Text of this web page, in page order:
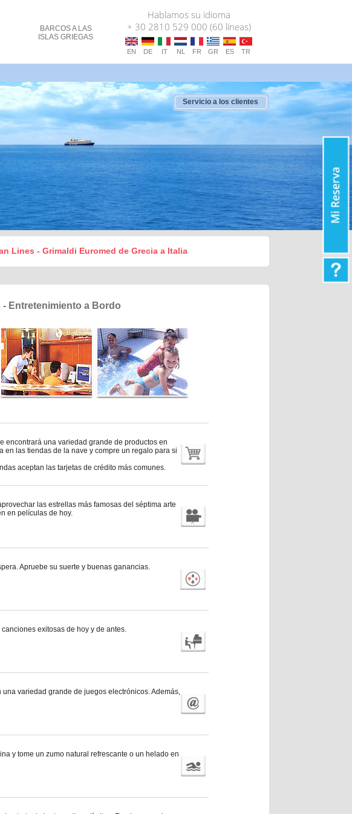
BARCOSA LAS
ISLAS GRIEGAS
Hablamos su idioma
+ 30 2810 529 000 (60 líneas)
EN DE IT NL FR GR ES TR
Servicio a los clientes
Lines - Grimaldi Euromed de Grecia a Italia
- Entretenimiento a Bordo
encontrará una variedad grande de productos en
en las tiendas de la nave y compre un regalo para si
aceptan las tarjetas de crédito más comunes.
las estrellas más famosas del séptima arte
en películas de hoy.
Apruebe su suerte y buenas ganancias.
exitosas de hoy y de antes.
variedad grande de juegos electrónicos. Además,
y tome un zumo natural refrescante o un helado en